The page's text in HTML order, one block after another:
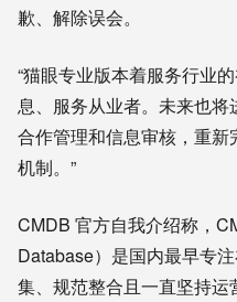
歉、解除误会。
“猫眼专业版本着服务行业
息、服务从业者。未来也
合作管理和信息审核，重
机制。”
CMDB 官方自我介绍称，
Database）是国内最早专
集、规范整合且一直坚持运